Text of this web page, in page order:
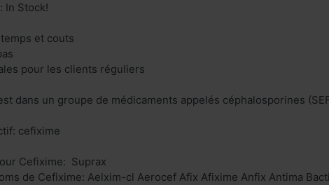
In Stock!
et couts
pour les clients réguliers
dans un groupe de médicaments appelés céphalosporines
cefixime
Cefixime: Suprax
de Cefixime: Aelxim-cl Aerocef Afix Afixime Anfix Antima